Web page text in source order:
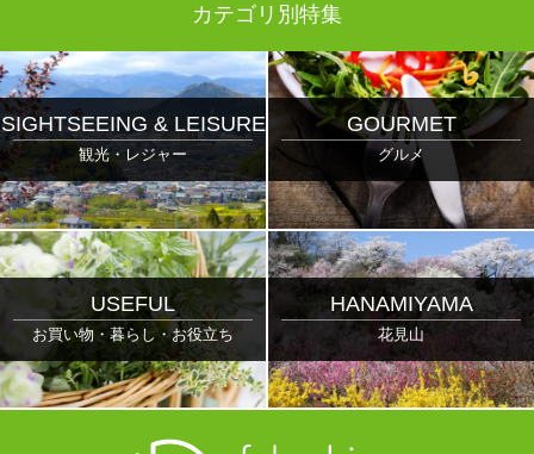
カテゴリ別特集
SIGHTSEEING & LEISURE
観光・レジャー
GOURMET
グルメ
USEFUL
お買い物・暮らし・お役立ち
HANAMIYAMA
花見山